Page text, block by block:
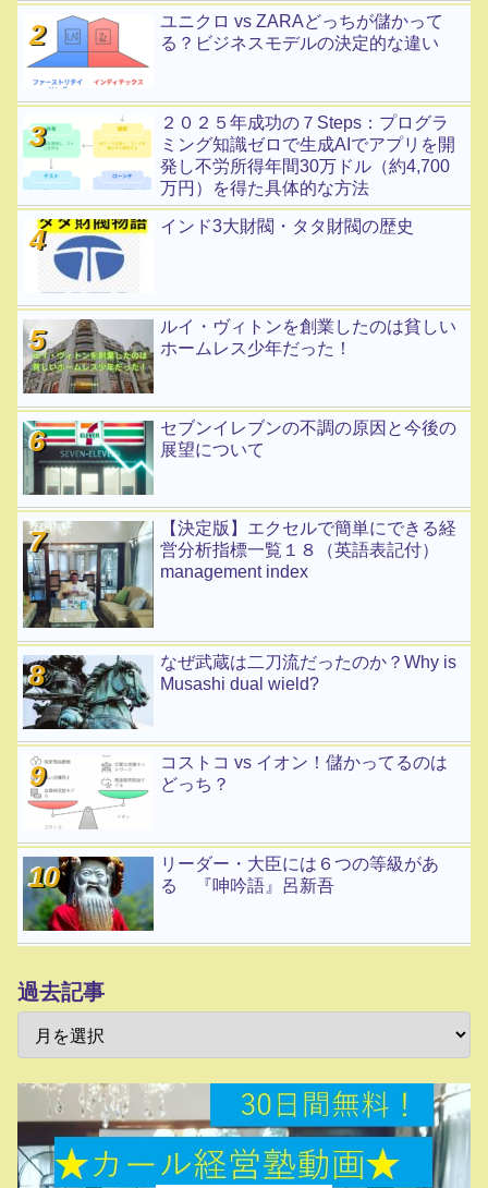
ユニクロ vs ZARAどっちが儲かって
る？ビジネスモデルの決定的な違い
２０２５年成功の７Steps：プログラ
ミング知識ゼロで生成AIでアプリを開
発し不労所得年間30万ドル（約4,700
万円）を得た具体的な方法
インド3大財閥・タタ財閥の歴史
ルイ・ヴィトンを創業したのは貧しい
ホームレス少年だった！
セブンイレブンの不調の原因と今後の
展望について
【決定版】エクセルで簡単にできる経
営分析指標一覧１８（英語表記付）
management index
なぜ武蔵は二刀流だったのか？Why is
Musashi dual wield?
コストコ vs イオン！儲かってるのは
どっち？
リーダー・大臣には６つの等級があ
る 『呻吟語』呂新吾
過去記事